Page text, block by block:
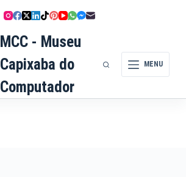
MCC - Museu
Capixaba do
Computador
MENU